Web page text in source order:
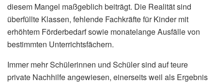
diesem Mangel maßgeblich beiträgt. Die Realität sind
überfüllte Klassen, fehlende Fachkräfte für Kinder mit
erhöhtem Förderbedarf sowie monatelange Ausfälle von
bestimmten Unterrichtsfächern.
Immer mehr Schülerinnen und Schüler sind auf teure
private Nachhilfe angewiesen, einerseits weil als Ergebnis